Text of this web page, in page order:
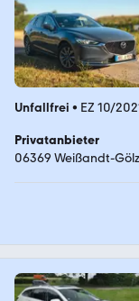
Unfallfrei • EZ 10/
Privatanbieter
06369 Weißandt-